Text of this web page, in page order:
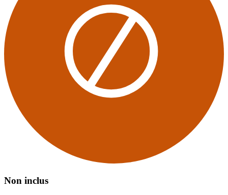
Non inclus